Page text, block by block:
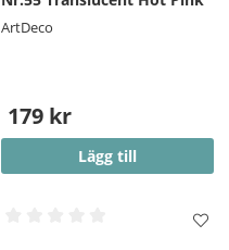
ArtDeco
179 kr
Lägg till